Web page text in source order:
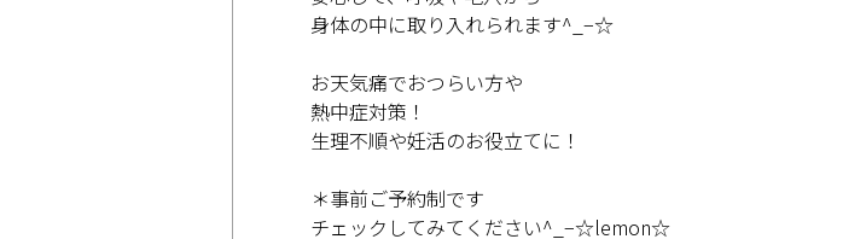
身体の中に取り入れられます^_−☆
お天気痛でおつらい方や
熱中症対策！
生理不順や妊活のお役立てに！
＊事前ご予約制です
チェックしてみてください^_−☆lemon☆